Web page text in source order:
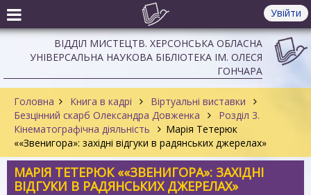
Увійти
ВІДДІЛ МИСТЕЦТВ. ХЕРСОНСЬКА ОБЛАСНА
УНІВЕРСАЛЬНА НАУКОВА БІБЛІОТЕКА ІМ. ОЛЕСЯ
ГОНЧАРА
Головна Книга в кадрі
Віртуальні виставки
Безцінний скарб Олександра Довженка
Розділ 3.
Кінематографічна діяльність
Марія Тетерюк
««Звенигора»: західні відгуки в радянських джерелах»
МАРІЯ ТЕТЕРЮК ««ЗВЕНИГОРА»: ЗАХІДНІ
ВІДГУКИ В РАДЯНСЬКИХ ДЖЕРЕЛАХ»